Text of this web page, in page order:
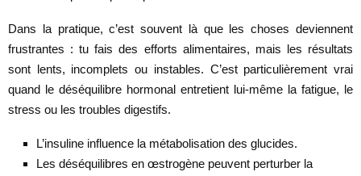
Dans la pratique, c’est souvent là que les choses deviennent
frustrantes : tu fais des efforts alimentaires, mais les résultats
sont lents, incomplets ou instables. C’est particulièrement vrai
quand le déséquilibre hormonal entretient lui-même la fatigue, le
stress ou les troubles digestifs.
L’insuline influence la métabolisation des glucides.
Les déséquilibres en œstrogène peuvent perturber la